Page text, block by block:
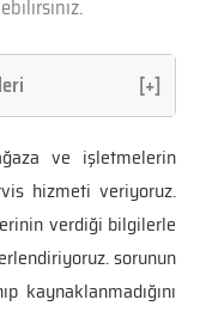
[+]
ve işletmelerin
hizmeti veriyoruz.
verdiği bilgilerle
sorunun
kaynaklanmadığını